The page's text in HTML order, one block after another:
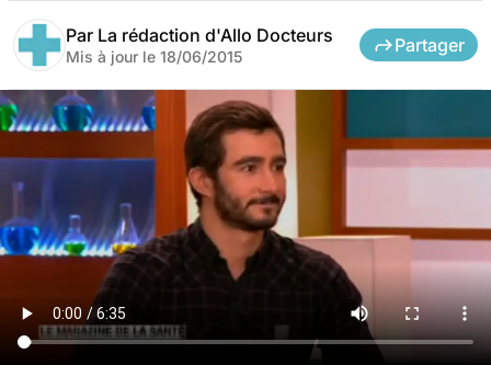
Par La rédaction d'Allo Docteurs
Mis à jour le 18/06/2015
Partager